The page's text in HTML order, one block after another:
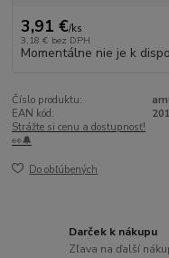
3,91 €/ks
3,18 € bez DPH
Momentálne nie je k
Číslo produktu:
EAN kód:
Strážte si cenu a dostupnosť!
👀🔔
Do obľúbených
Darček k nákupu
Zľava na ďalší